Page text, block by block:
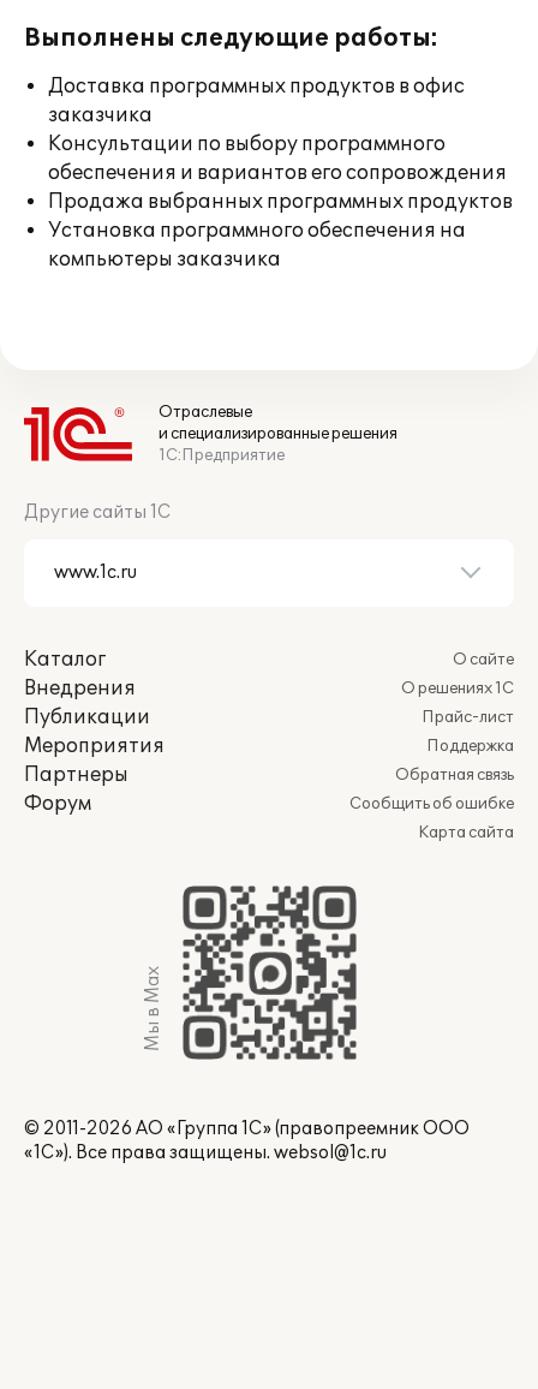
Выполнены следующие работы:
Доставка программных продуктов в офис
заказчика
Консультации по выбору программного
обеспечения и вариантов его сопровождения
Продажа выбранных программных продуктов
Установка программного обеспечения на
компьютеры заказчика
Отраслевые
и специализированные решения
1С:Предприятие
Другие сайты 1С
Каталог
Внедрения
Публикации
Мероприятия
Партнеры
Форум
О сайте
О решениях 1С
Прайс-лист
Поддержка
Обратная связь
Сообщить об ошибке
Карта сайта
Мы в Max
© 2011-2026 АО «Группа 1С» (правопреемник ООО
«1С»). Все права защищены. websol@1c.ru